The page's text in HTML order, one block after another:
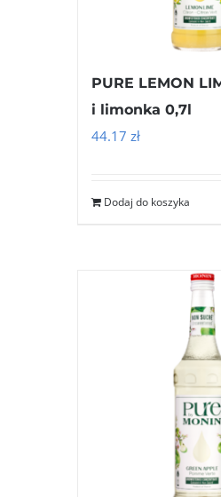
PURE LEMON
i limonka 0,7l
44.17 zł
Dodaj do koszyka